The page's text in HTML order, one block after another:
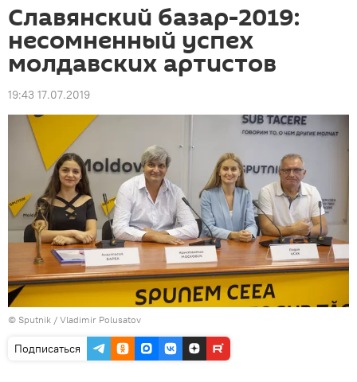
Славянский базар-2019:
несомненный успех
молдавских артистов
19:43 17.07.2019
© Sputnik / Vladimir Polusatov
Подписаться